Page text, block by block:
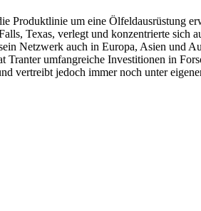
Produktlinie um eine Ölfeldausrüstung
Texas, verlegt und konzentrierte sich
Netzwerk auch in Europa, Asien und
Tranter umfangreiche Investitionen in
vertreibt jedoch immer noch unter